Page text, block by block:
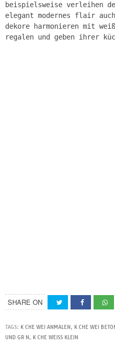
beispielsweise verleihen
elegant modernes flair
dekore harmonieren mit
regalen und geben ihrer
SHARE ON
TAGS: K CHE WEI ANMALEN , K CHE WEI
UND GR N , K CHE WEISS KLEIN